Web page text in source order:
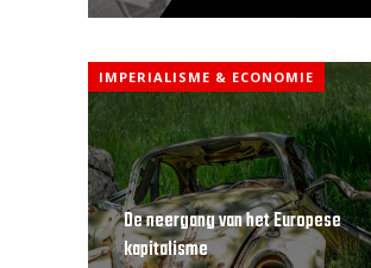
IMPERIALISME & ECONOMIE
De neergang van het Europese
kapitalisme